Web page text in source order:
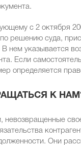
с 2 октября
решению суда,
В нем указывается
Если
определяется
К
невозвращенные
Они